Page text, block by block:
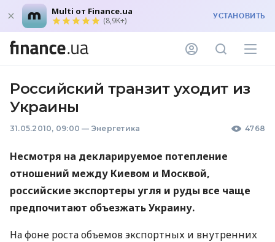
Multi от Finance.ua
(8,9K+) УСТАНОВИТЬ
Российский транзит уходит из
Украины
31.05.2010, 09:00 — Энергетика 4768
Несмотря на декларируемое потепление
отношений между Киевом и Москвой,
российские экспортеры угля и руды все чаще
предпочитают объезжать Украину.
На фоне роста объемов экспортных и внутренних